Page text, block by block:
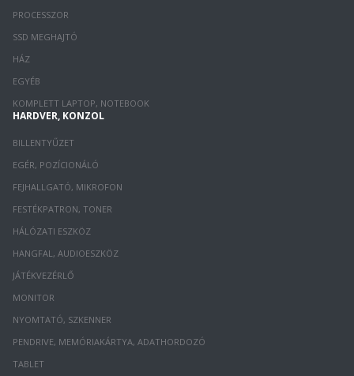
PROCESSZOR
SSD MEGHAJTÓ
HÁZ
EGYÉB
KOMPLETT LAPTOP, NOTEBOOK
HARDVER, KONZOL
BILLENTYŰZET
EGÉR, POZÍCIONÁLÓ
FEJHALLGATÓ, MIKROFON
FESTÉKPATRON, TONER
HÁLÓZATI ESZKÖZ
HANGFAL, AUDIOESZKÖZ
JÁTÉKVEZÉRLŐ
MONITOR
NYOMTATÓ, SZKENNER
PENDRIVE, MEMÓRIAKÁRTYA, ADATHORDOZÓ
TABLET